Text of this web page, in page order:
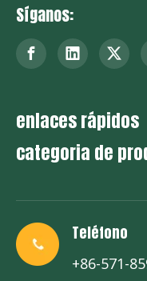
Síganos:
enlaces rápidos
categoria de
Teléfono
+86-571-